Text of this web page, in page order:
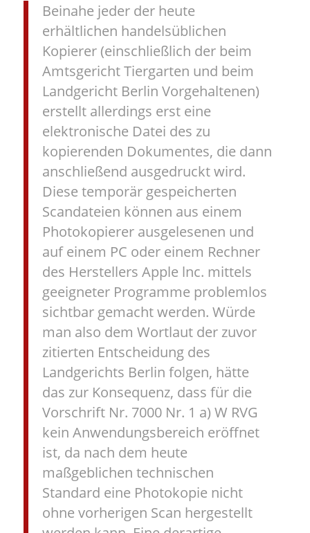
Beinahe jeder der heute
erhältlichen handelsüblichen
Kopierer (einschließlich der beim
Amtsgericht Tiergarten und beim
Landgericht Berlin Vorgehaltenen)
erstellt allerdings erst eine
elektronische Datei des zu
kopierenden Dokumentes, die dann
anschließend ausgedruckt wird.
Diese temporär gespeicherten
Scandateien können aus einem
Photokopierer ausgelesenen und
auf einem PC oder einem Rechner
des Herstellers Apple lnc. mittels
geeigneter Programme problemlos
sichtbar gemacht werden. Würde
man also dem Wortlaut der zuvor
zitierten Entscheidung des
Landgerichts Berlin folgen, hätte
das zur Konsequenz, dass für die
Vorschrift Nr. 7000 Nr. 1 a) W RVG
kein Anwendungsbereich eröffnet
ist, da nach dem heute
maßgeblichen technischen
Standard eine Photokopie nicht
ohne vorherigen Scan hergestellt